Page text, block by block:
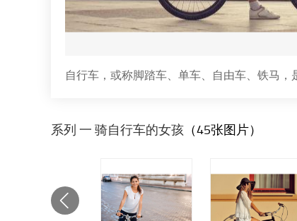
自行车，或称脚踏车、单车、自由车、铁马，
系列 一 骑自行车的女孩 （45张图片）